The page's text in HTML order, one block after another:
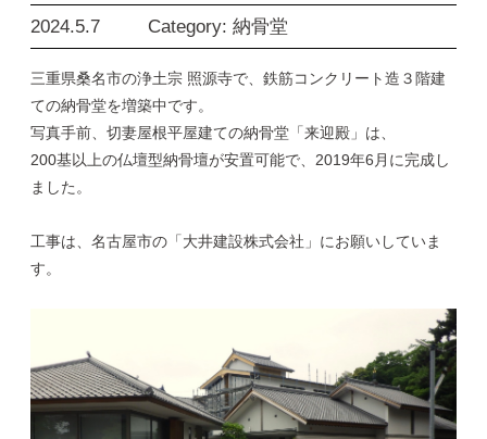
2024.5.7 Category: 納骨堂
三重県桑名市の浄土宗 照源寺で、鉄筋コンクリート造３階建
ての納骨堂を増築中です。
写真手前、切妻屋根平屋建ての納骨堂「来迎殿」は、
200基以上の仏壇型納骨壇が安置可能で、2019年6月に完成し
ました。
工事は、名古屋市の「大井建設株式会社」にお願いしていま
す。